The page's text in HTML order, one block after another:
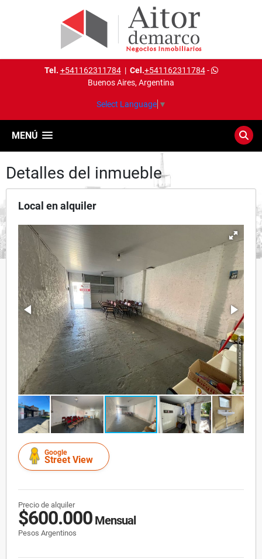
Tel. +541162311784| Cel.+541162311784-
Buenos Aires, Argentina
Select Language ▼
MENÚ
Detalles del inmueble
Local en alquiler
Google
Street View
Precio de alquiler
$600.000 Mensual
Pesos Argentinos